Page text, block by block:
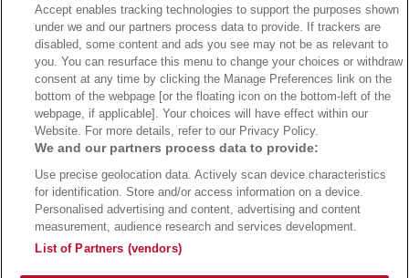
→Bwin Bonus →Bwin besuchen
Alle Anbieter auf dieser Webseite sind offiziell in Deutschland
Accept enables tracking technologies to support the purposes shown
under we and our partners process data to provide. If trackers are
disabled, some content and ads you see may not be as relevant to
you. You can resurface this menu to change your choices or withdraw
consent at any time by clicking the Manage Preferences link on the
bottom of the webpage [or the floating icon on the bottom-left of the
webpage, if applicable]. Your choices will have effect within our
Website. For more details, refer to our Privacy Policy.
We and our partners process data to provide:
Use precise geolocation data. Actively scan device characteristics
for identification. Store and/or access information on a device.
Personalised advertising and content, advertising and content
measurement, audience research and services development.
List of Partners (vendors)